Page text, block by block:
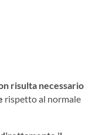
risulta necessario
rispetto al normale